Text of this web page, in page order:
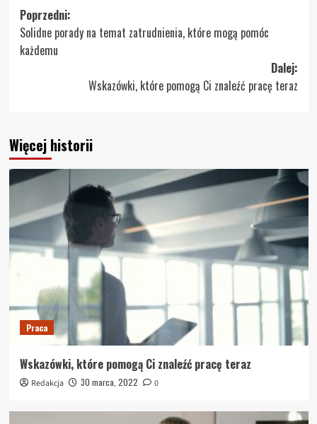
Zobacz
wpisy
Poprzedni:
Solidne porady na temat zatrudnienia, które mogą pomóc
każdemu
Dalej:
Wskazówki, które pomogą Ci znaleźć pracę teraz
Więcej historii
Praca
Wskazówki, które pomogą Ci znaleźć pracę teraz
Redakcja 30 marca, 2022 0